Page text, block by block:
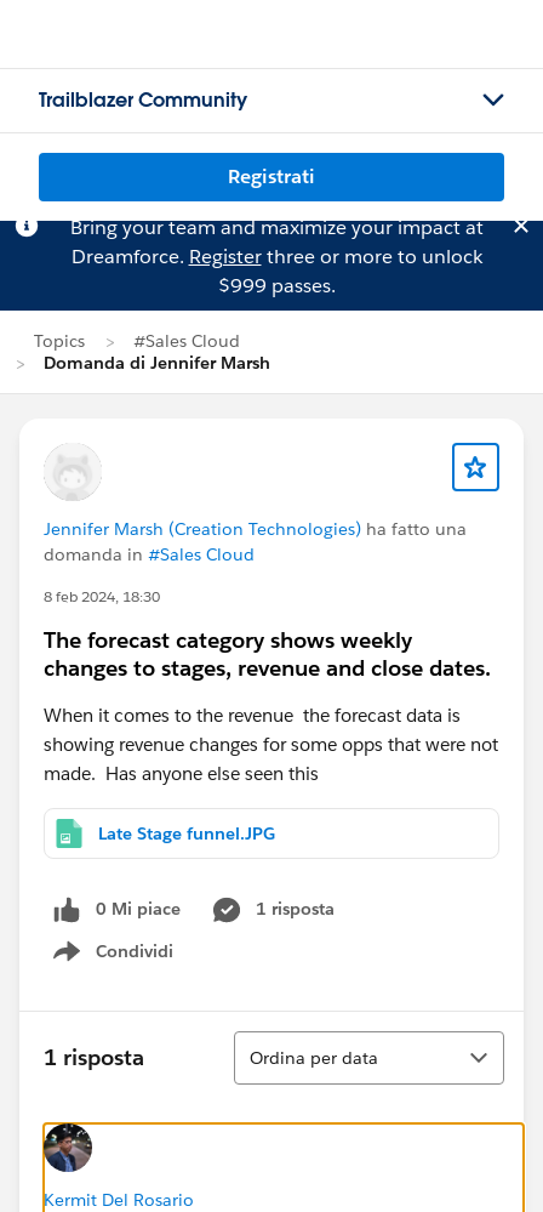
Trailblazer Community
Registrati
Bring your team and maximize your impact at
Dreamforce. Registerthree or more to unlock
$999 passes.
Topics
#Sales Cloud
Domanda di Jennifer Marsh
Jennifer Marsh (Creation Technologies) ha fatto una
domanda in #Sales Cloud
8 feb 2024, 18:30
The forecast category shows weekly
changes to stages, revenue and close dates.
When it comes to the revenue the forecast data is
showing revenue changes for some opps that were not
made. Has anyone else seen this
Late Stage funnel.JPG
0 Mi piace
1 risposta
Condividi
Show menu
1 risposta
Ordina
Ordina per data
Kermit Del Rosario